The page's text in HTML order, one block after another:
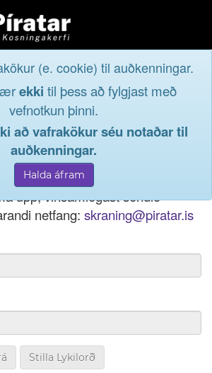
(e. cookie) til auðkenningar.
ekki til þess að fylgjast með
vefnotkun þinni.
að vafrakökur séu notaðar til
auðkenningar.
og taktu þátt í
notendanafni þínu, þá má einnig
kennitölu til innskráningar.
upp, vinsamlegast sendið
netfang: skraning@piratar.is
Stilla Lykilorð